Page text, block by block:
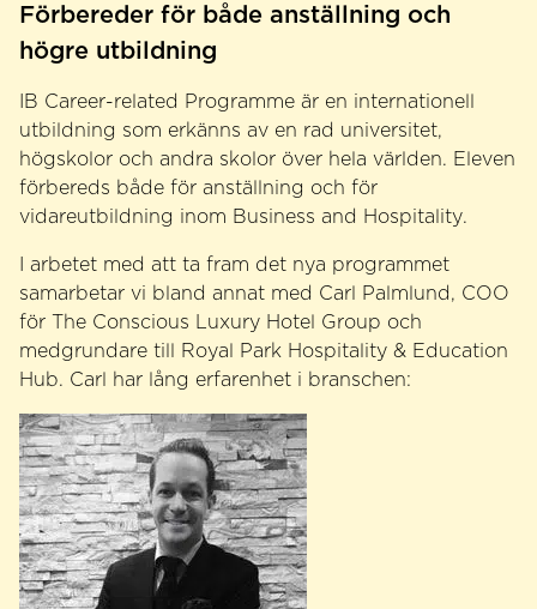
Förbereder för både anställning och
högre utbildning
IB Career-related Programme är en internationell
utbildning som erkänns av en rad universitet,
högskolor och andra skolor över hela världen. Eleven
förbereds både för anställning och för
vidareutbildning inom Business and Hospitality.
I arbetet med att ta fram det nya programmet
samarbetar vi bland annat med Carl Palmlund, COO
för The Conscious Luxury Hotel Group och
medgrundare till Royal Park Hospitality & Education
Hub. Carl har lång erfarenhet i branschen: